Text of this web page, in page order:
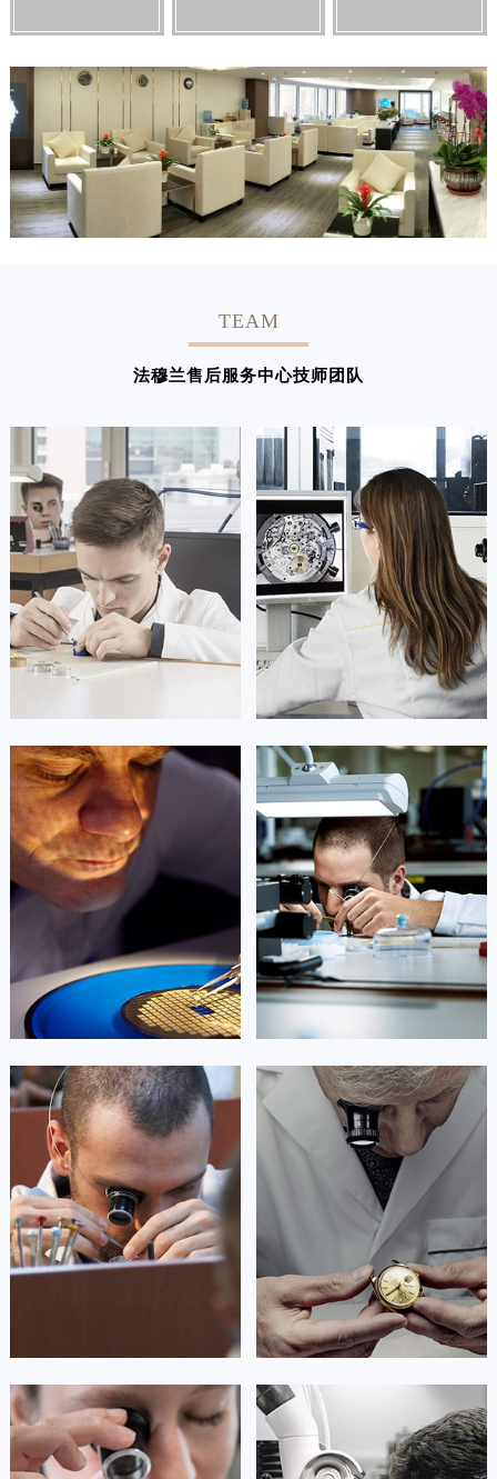
TEAM
法穆兰售后服务中心技师团队
凯罗尔·切尔西
资深法穆兰技师
是法穆兰售后服务中心
(法穆兰保养中心)
的高级技师之一
Beijing FranckMuller Maintain
center
 北京法穆兰维修
达芙妮·克劳迪娅
资深法穆兰技师
是法穆兰售后服务中心
(法穆兰保养中心)
的高级技师之一
Shanghai FranckMuller Maintain
center
 上海法穆兰维修
艾德琳·亚历桑德拉
资深法穆兰技师
是法穆兰售后服务中心
(法穆兰保养中心)
的高级技师之一
Guangzhou FranckMuller Maintain
center
艾莉森·安吉莉亚
资深法穆兰技师
是法穆兰售后服务中心
(法穆兰保养中心)
的高级技师之一
Shenzhen FranckMuller Maintain
 深圳法穆兰维修
安尼塔·阿普里尔
资深法穆兰技师
是法穆兰售后服务中心
(法穆兰保养中心)
贝亚特·布兰奇
资深法穆兰技师
是法穆兰售后服务中心
(法穆兰保养中心)